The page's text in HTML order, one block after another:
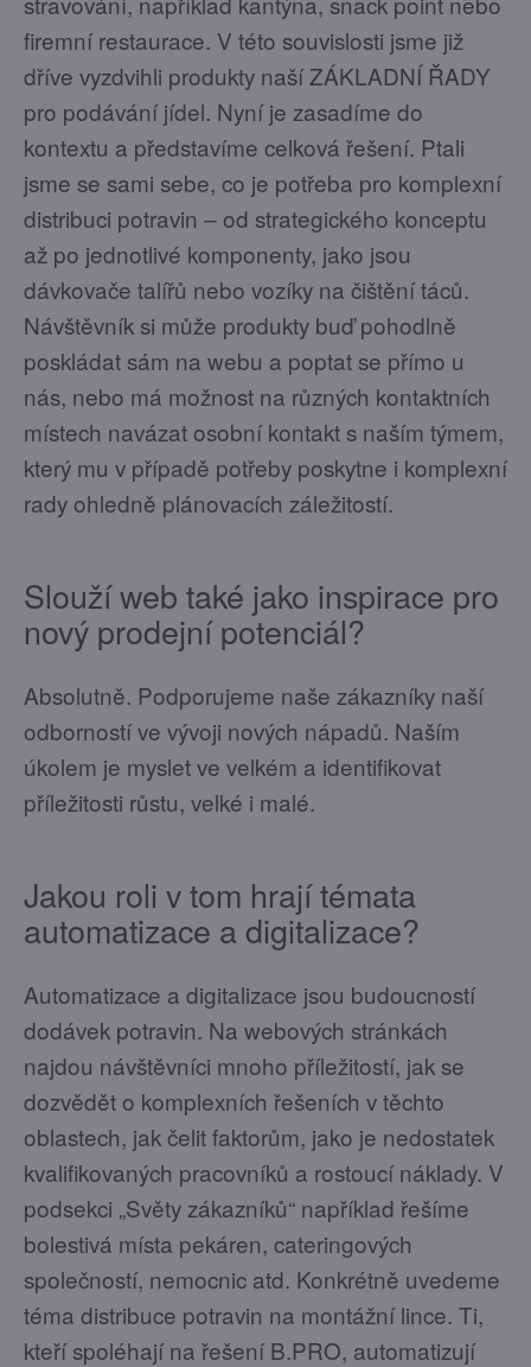
firemní restaurace. V této souvislosti jsme již
dříve vyzdvihli produkty naší ZÁKLADNÍ ŘADY
pro podávání jídel. Nyní je zasadíme do
kontextu a představíme celková řešení. Ptali
jsme se sami sebe, co je potřeba pro komplexní
distribuci potravin – od strategického konceptu
až po jednotlivé komponenty, jako jsou
dávkovače talířů nebo vozíky na čištění táců.
Návštěvník si může produkty buď pohodlně
poskládat sám na webu a poptat se přímo u
nás, nebo má možnost na různých kontaktních
místech navázat osobní kontakt s naším týmem,
který mu v případě potřeby poskytne i komplexní
rady ohledně plánovacích záležitostí.
Slouží web také jako inspirace pro
nový prodejní potenciál?
Absolutně. Podporujeme naše zákazníky naší
odborností ve vývoji nových nápadů. Naším
úkolem je myslet ve velkém a identifikovat
příležitosti růstu, velké i malé.
Jakou roli v tom hrají témata
automatizace a digitalizace?
Automatizace a digitalizace jsou budoucností
dodávek potravin. Na webových stránkách
najdou návštěvníci mnoho příležitostí, jak se
dozvědět o komplexních řešeních v těchto
oblastech, jak čelit faktorům, jako je nedostatek
kvalifikovaných pracovníků a rostoucí náklady. V
podsekci „Světy zákazníků“ například řešíme
bolestivá místa pekáren, cateringových
společností, nemocnic atd. Konkrétně uvedeme
téma distribuce potravin na montážní lince. Ti,
kteří spoléhají na řešení B.PRO, automatizují